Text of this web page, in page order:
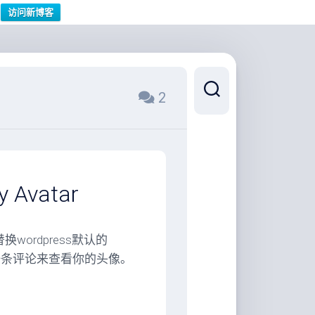
访问新博客
2
Avatar
wordpress默认的
评论来查看你的头像。